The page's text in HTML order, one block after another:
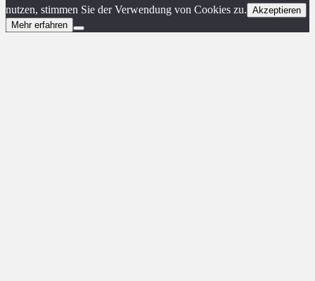
nutzen, stimmen Sie der Verwendung von Cookies zu. Akzeptieren
Mehr erfahren